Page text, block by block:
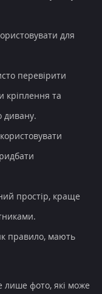
для
перевірити
кріплення та
дивану.
простір, краще
правило, мають
лише фото, які може